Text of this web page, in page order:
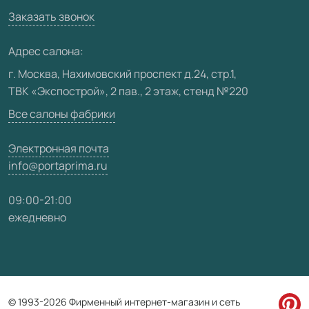
Юридическая информация
Вакансии
Видео
Карта сайта
Заказать звонок
Адрес салона:
г. Москва, Нахимовский проспект д.24, стр.1,
ТВК «Экспострой», 2 пав., 2 этаж, стенд №220
Все салоны фабрики
Электронная почта
info@portaprima.ru
09:00-21:00
ежедневно
© 1993-2026 Фирменный интернет-магазин и сеть